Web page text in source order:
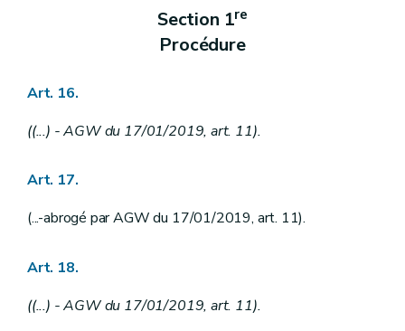
Section 1re
Procédure
Art. 16.
((...) - AGW du 17/01/2019, art. 11).
Art. 17.
(...-abrogé par AGW du 17/01/2019, art. 11).
Art. 18.
((...) - AGW du 17/01/2019, art. 11).